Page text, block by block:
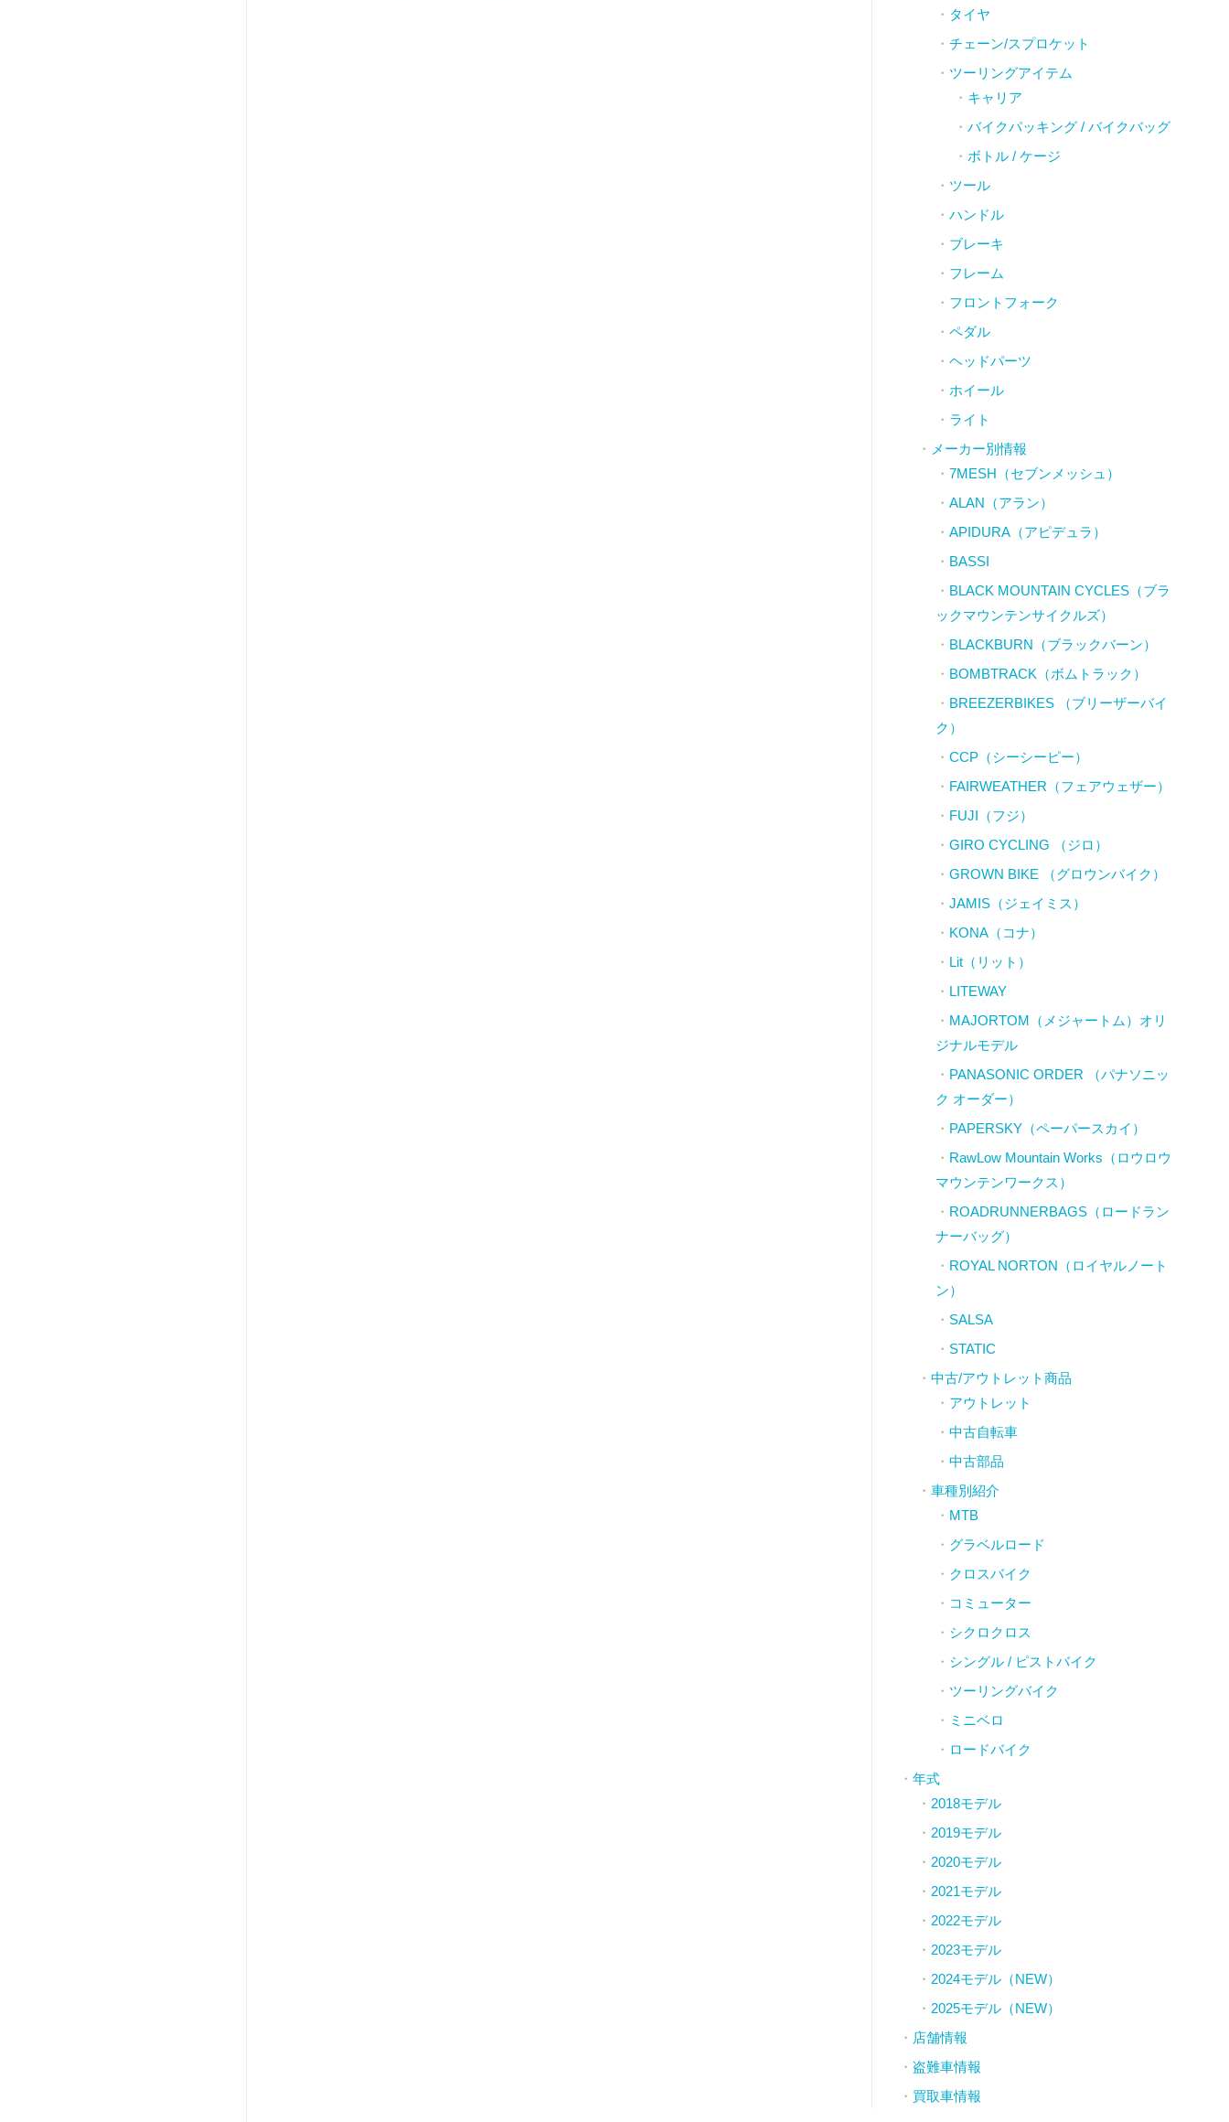
タイヤ
チェーン/スプロケット
ツーリングアイテム
キャリア
バイクパッキング / バイクバッグ
ボトル / ケージ
ツール
ハンドル
ブレーキ
フレーム
フロントフォーク
ペダル
ヘッドパーツ
ホイール
ライト
メーカー別情報
7MESH（セブンメッシュ）
ALAN（アラン）
APIDURA（アピデュラ）
BASSI
BLACK MOUNTAIN CYCLES（ブラ
ックマウンテンサイクルズ）
BLACKBURN（ブラックバーン）
BOMBTRACK（ボムトラック）
BREEZERBIKES （ブリーザーバイ
ク）
CCP（シーシーピー）
FAIRWEATHER（フェアウェザー）
FUJI（フジ）
GIRO CYCLING （ジロ）
GROWN BIKE （グロウンバイク）
JAMIS（ジェイミス）
KONA（コナ）
Lit（リット）
LITEWAY
MAJORTOM（メジャートム）オリ
ジナルモデル
PANASONIC ORDER （パナソニッ
ク オーダー）
PAPERSKY（ペーパースカイ）
RawLow Mountain Works（ロウロウ
マウンテンワークス）
ROADRUNNERBAGS（ロードラン
ナーバッグ）
ROYAL NORTON（ロイヤルノート
ン）
SALSA
STATIC
中古/アウトレット商品
アウトレット
中古自転車
中古部品
車種別紹介
MTB
グラベルロード
クロスバイク
コミューター
シクロクロス
シングル / ピストバイク
ツーリングバイク
ミニベロ
ロードバイク
年式
2018モデル
2019モデル
2020モデル
2021モデル
2022モデル
2023モデル
2024モデル（NEW）
2025モデル（NEW）
店舗情報
盗難車情報
買取車情報